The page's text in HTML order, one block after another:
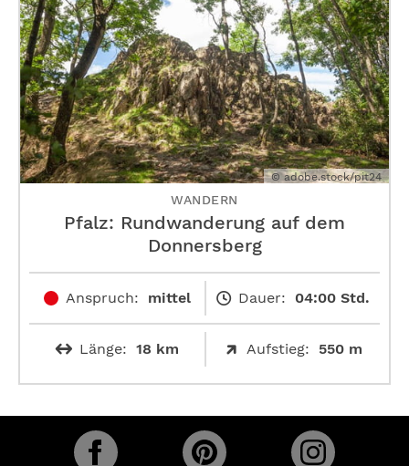
© adobe.stock/pit24
WANDERN
Pfalz: Rundwanderung auf dem
Donnersberg
Anspruch: mittel Dauer: 04:00 Std.
Länge: 18 km Aufstieg: 550 m